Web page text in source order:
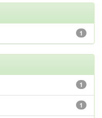
1
1
1